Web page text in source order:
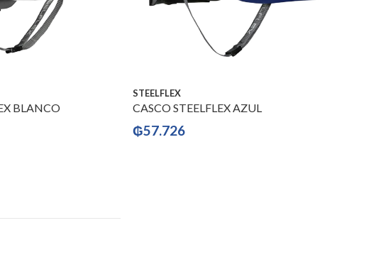
BLANCO
STEELFLEX
CASCO STEELFLEX AZUL
₲57.726